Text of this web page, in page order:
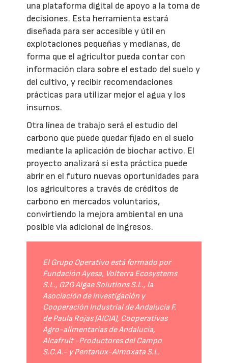
una plataforma digital de apoyo a la toma de
decisiones. Esta herramienta estará
diseñada para ser accesible y útil en
explotaciones pequeñas y medianas, de
forma que el agricultor pueda contar con
información clara sobre el estado del suelo y
del cultivo, y recibir recomendaciones
prácticas para utilizar mejor el agua y los
insumos.
Otra línea de trabajo será el estudio del
carbono que puede quedar fijado en el suelo
mediante la aplicación de biochar activo. El
proyecto analizará si esta práctica puede
abrir en el futuro nuevas oportunidades para
los agricultores a través de créditos de
carbono en mercados voluntarios,
convirtiendo la mejora ambiental en una
posible vía adicional de ingresos.
El Grupo Operativo está formado por
Fundación Ayesa, Volterra Ecosystems
S.L., G2G Algae Solutions S.L., la
Asociación de Investigación y
Cooperación Industrial de Andalucía F.
de Paula Rojas (AICIA), Cooperativas
Agro-alimentarias de Andalucía,
Alcafruit -Productores del Campo
S.C.A.- y Pentanux-Almoxata S.L.